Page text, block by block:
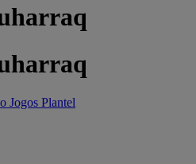
Jogos Plantel